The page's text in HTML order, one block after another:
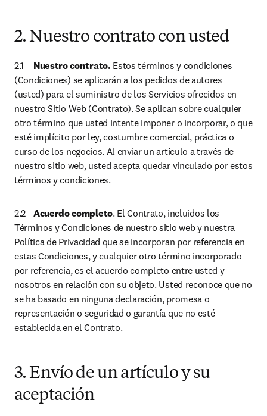
2. Nuestro contrato con usted
Nuestro contrato. Estos términos y condiciones
(Condiciones) se aplicarán a los pedidos de autores
(usted) para el suministro de los Servicios ofrecidos en
nuestro Sitio Web (Contrato). Se aplican sobre cualquier
otro término que usted intente imponer o incorporar, o que
esté implícito por ley, costumbre comercial, práctica o
curso de los negocios. Al enviar un artículo a través de
nuestro sitio web, usted acepta quedar vinculado por estos
términos y condiciones.
Acuerdo completo. El Contrato, incluidos los
Términos y Condiciones de nuestro sitio web y nuestra
Política de Privacidad que se incorporan por referencia en
estas Condiciones, y cualquier otro término incorporado
por referencia, es el acuerdo completo entre usted y
nosotros en relación con su objeto. Usted reconoce que no
se ha basado en ninguna declaración, promesa o
representación o seguridad o garantía que no esté
establecida en el Contrato.
3. Envío de un artículo y su
aceptación